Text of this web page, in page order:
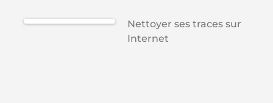
Nettoyer ses traces sur
Internet